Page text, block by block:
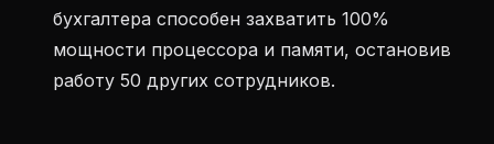
бухгалтера способен захватить 100%
мощности процессора и памяти, остановив
работу 50 других сотрудников.